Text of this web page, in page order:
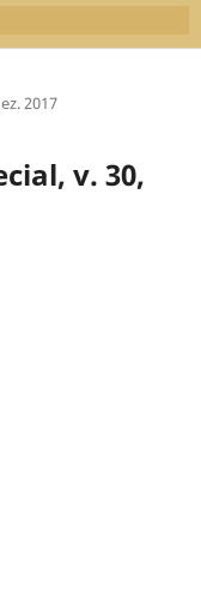
2017
v. 30,